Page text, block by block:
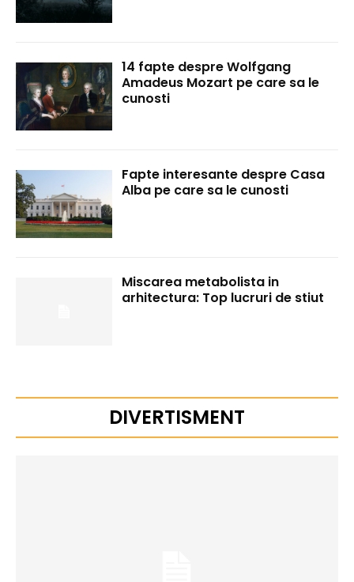
14 fapte despre Wolfgang
Amadeus Mozart pe care sa le
cunosti
Fapte interesante despre Casa
Alba pe care sa le cunosti
Miscarea metabolista in
arhitectura: Top lucruri de stiut
DIVERTISMENT